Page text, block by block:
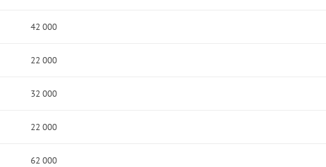
42 000
22 000
32 000
22 000
62 000